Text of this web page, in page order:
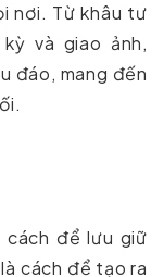
nơi. Từ khâu tư
và giao ảnh,
đáo, mang đến
cách để lưu giữ
cách để tạo ra